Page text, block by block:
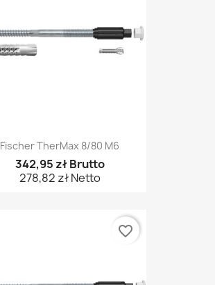
Fischer TherMax 8/80 M6
342,95 zł Brutto
278,82 zł Netto
favorite_border